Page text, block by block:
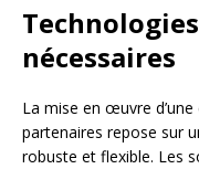
nécessaires
La mise en œuvre
partenaires repose sur
robuste et flexible. Les